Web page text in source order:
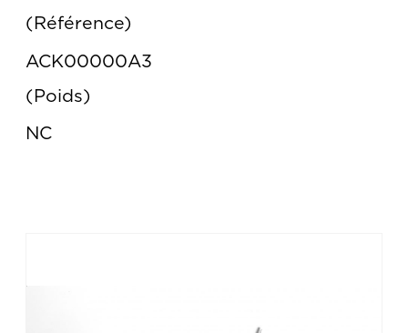
Référence
ACK00000A3
Poids
NC